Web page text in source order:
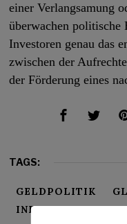
einer Verlangsamung
überwachen politische
Investoren genau das
zwischen der
der Förderung eines
TAGS:
GELDPOLITIK
INFLATION